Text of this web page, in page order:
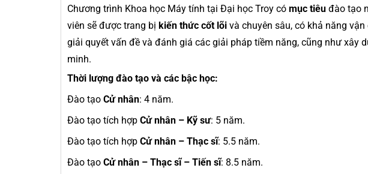
Chương trình Khoa học Máy tính tại Đại học Troy có mục tiêu đào tạo
viên sẽ được trang bị kiến thức cốt lõi và chuyên sâu, có khả năng
giải quyết vấn đề và đánh giá các giải pháp tiềm năng, cũng như xây
minh.
Thời lượng đào tạo và các bậc học:
Đào tạo Cử nhân: 4 năm.
Đào tạo tích hợp Cử nhân – Kỹ sư: 5 năm.
Đào tạo tích hợp Cử nhân – Thạc sĩ: 5.5 năm.
Đào tạo Cử nhân – Thạc sĩ – Tiến sĩ: 8.5 năm.